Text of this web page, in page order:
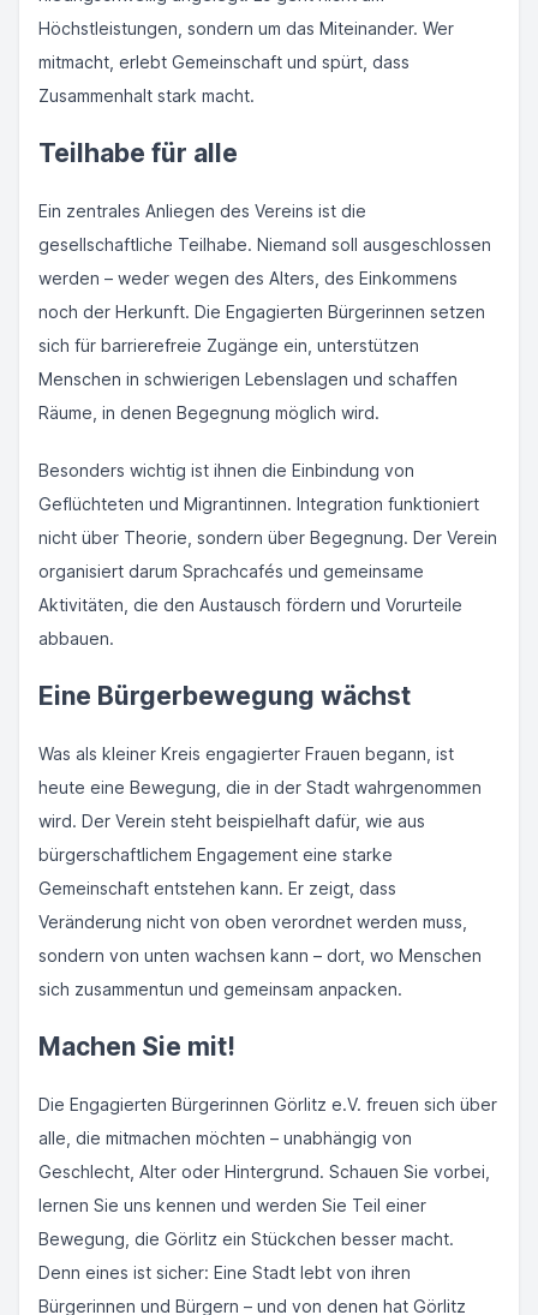
Höchstleistungen, sondern um das Miteinander. Wer
mitmacht, erlebt Gemeinschaft und spürt, dass
Zusammenhalt stark macht.
Teilhabe für alle
Ein zentrales Anliegen des Vereins ist die
gesellschaftliche Teilhabe. Niemand soll ausgeschlossen
werden – weder wegen des Alters, des Einkommens
noch der Herkunft. Die Engagierten Bürgerinnen setzen
sich für barrierefreie Zugänge ein, unterstützen
Menschen in schwierigen Lebenslagen und schaffen
Räume, in denen Begegnung möglich wird.
Besonders wichtig ist ihnen die Einbindung von
Geflüchteten und Migrantinnen. Integration funktioniert
nicht über Theorie, sondern über Begegnung. Der Verein
organisiert darum Sprachcafés und gemeinsame
Aktivitäten, die den Austausch fördern und Vorurteile
abbauen.
Eine Bürgerbewegung wächst
Was als kleiner Kreis engagierter Frauen begann, ist
heute eine Bewegung, die in der Stadt wahrgenommen
wird. Der Verein steht beispielhaft dafür, wie aus
bürgerschaftlichem Engagement eine starke
Gemeinschaft entstehen kann. Er zeigt, dass
Veränderung nicht von oben verordnet werden muss,
sondern von unten wachsen kann – dort, wo Menschen
sich zusammentun und gemeinsam anpacken.
Machen Sie mit!
Die Engagierten Bürgerinnen Görlitz e.V. freuen sich über
alle, die mitmachen möchten – unabhängig von
Geschlecht, Alter oder Hintergrund. Schauen Sie vorbei,
lernen Sie uns kennen und werden Sie Teil einer
Bewegung, die Görlitz ein Stückchen besser macht.
Denn eines ist sicher: Eine Stadt lebt von ihren
Bürgerinnen und Bürgern – und von denen hat Görlitz